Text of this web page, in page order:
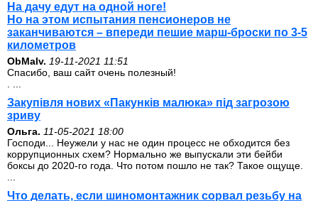
На дачу едут на одной ноге!
Но на этом испытания пенсионеров не
заканчиваются – впереди пешие марш-броски по 3-5
километров
ОbMalv. 19-11-2021 11:51
Спасибо, ваш сайт очень полезный!
Закупівля нових «Пакунків малюка» під загрозою
зриву
Ольга. 11-05-2021 18:00
Господи... Неужели у нас не один процесс не обходится без
коррупционных схем? Нормально же выпускали эти бейби
боксы до 2020-го года. Что потом пошло не так? Такое ощуще.
Что делать, если шиномонтажник сорвал резьбу на